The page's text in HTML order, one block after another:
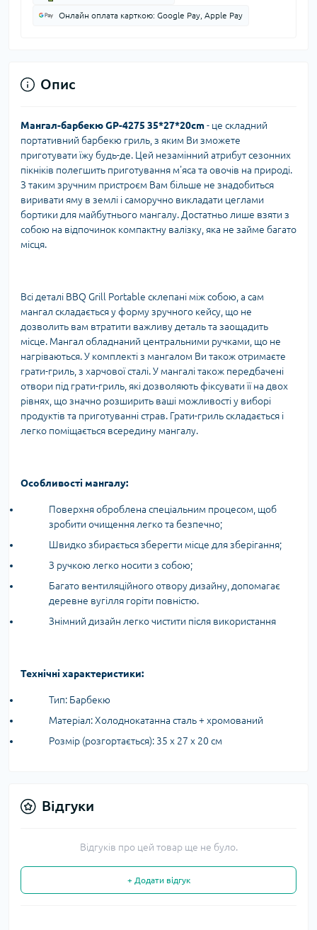
Онлайн оплата карткою: Google Pay, Apple Pay
Опис
Мангал-барбекю GP-4275 35*27*20cm- це складний
портативний барбекю гриль, з яким Ви зможете
приготувати їжу будь-де. Цей незамінний атрибут сезонних
пікніків полегшить приготування м'яса та овочів на природі.
З таким зручним пристроєм Вам більше не знадобиться
виривати яму в землі і саморучно викладати цеглами
бортики для майбутнього мангалу. Достатньо лише взяти з
собою на відпочинок компактну валізку, яка не займе багато
місця.
Всі деталі BBQ Grill Portable склепані між собою, а сам
мангал складається у форму зручного кейсу, що не
дозволить вам втратити важливу деталь та заощадить
місце. Мангал обладнаний центральними ручками, що не
нагріваються. У комплекті з мангалом Ви також отримаєте
грати-гриль, з харчової сталі. У мангалі також передбачені
отвори під грати-гриль, які дозволяють фіксувати її на двох
рівнях, що значно розширить ваші можливості у виборі
продуктів та приготуванні страв. Грати-гриль складається і
легко поміщається всередину мангалу.
Особливості мангалу:
Поверхня оброблена спеціальним процесом, щоб
зробити очищення легко та безпечно;
Швидко збирається зберегти місце для зберігання;
З ручкою легко носити з собою;
Багато вентиляційного отвору дизайну, допомагає
деревне вугілля горіти повністю.
Знімний дизайн легко чистити після використання
Технічні характеристики:
Тип: Барбекю
Матеріал: Холоднокатанна сталь + хромований
Розмір (розгортається): 35 х 27 х 20 см
Відгуки
Відгуків про цей товар ще не було.
+ Додати відгук